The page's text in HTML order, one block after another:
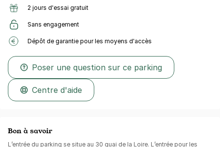
2 jours d'essai gratuit
Sans engagement
Dépôt de garantie pour les moyens d'accès
Poser une question sur ce parking
Centre d'aide
Bon à savoir
L’entrée du parking se situe au 30 quai de la Loire. L’entrée pour les